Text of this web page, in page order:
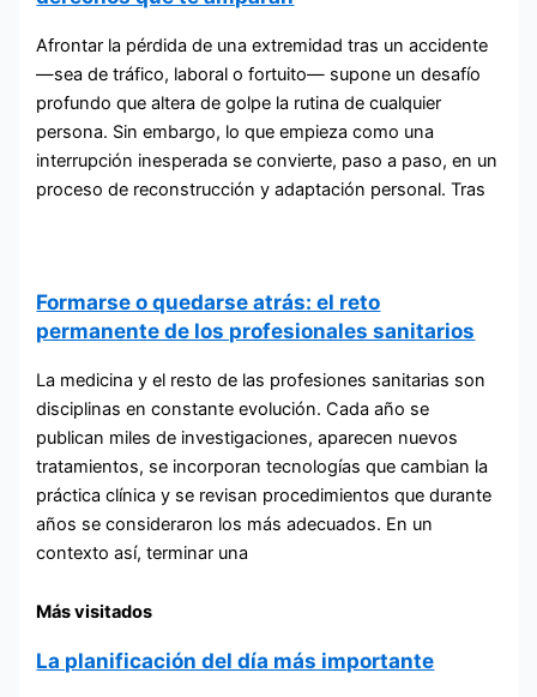
Afrontar la pérdida de una extremidad tras un accidente
—sea de tráfico, laboral o fortuito— supone un desafío
profundo que altera de golpe la rutina de cualquier
persona. Sin embargo, lo que empieza como una
interrupción inesperada se convierte, paso a paso, en un
proceso de reconstrucción y adaptación personal. Tras
Formarse o quedarse atrás: el reto
permanente de los profesionales sanitarios
La medicina y el resto de las profesiones sanitarias son
disciplinas en constante evolución. Cada año se
publican miles de investigaciones, aparecen nuevos
tratamientos, se incorporan tecnologías que cambian la
práctica clínica y se revisan procedimientos que durante
años se consideraron los más adecuados. En un
contexto así, terminar una
Más visitados
La planificación del día más importante